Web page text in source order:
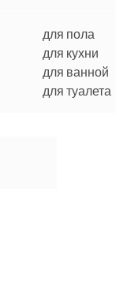
для пола
для кухни
для ванной
для туалета